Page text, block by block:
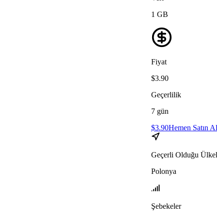
1 GB
Fiyat
$3.90
Geçerlilik
7 gün
$3.90Hemen Satın Al
Geçerli Olduğu
Polonya
Şebekeler